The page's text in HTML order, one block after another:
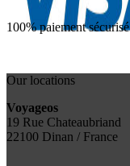
100% paiement sécurisé
Our locations
Voyageos
19 Rue Chateaubriand
22100 Dinan / France